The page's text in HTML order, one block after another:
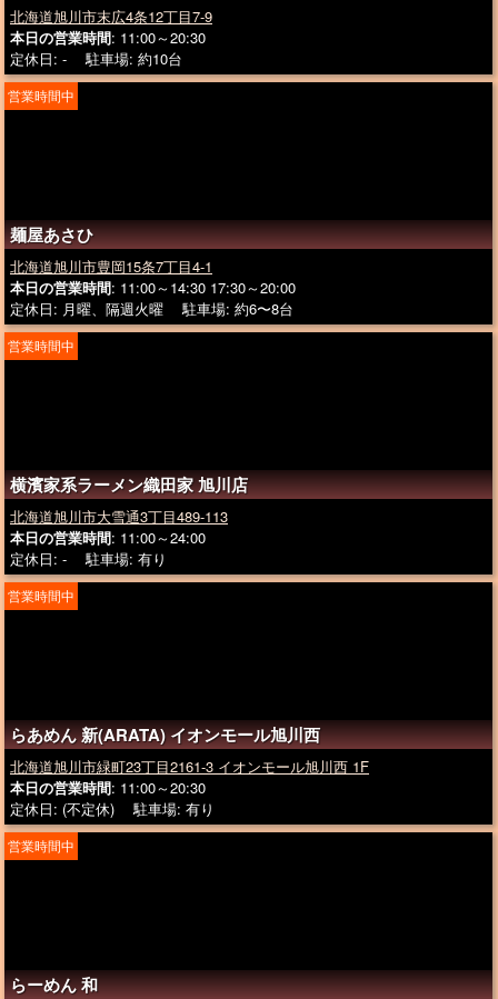
北海道旭川市末広4条12丁目7-9
本日の営業時間: 11:00～20:30
定休日: - 駐車場: 約10台
麺屋あさひ
営業時間中
北海道旭川市豊岡15条7丁目4-1
本日の営業時間: 11:00～14:30 17:30～20:00
定休日: 月曜、隔週火曜 駐車場: 約6〜8台
横濱家系ラーメン織田家 旭川店
営業時間中
北海道旭川市大雪通3丁目489-113
本日の営業時間: 11:00～24:00
定休日: - 駐車場: 有り
らあめん 新(ARATA) イオンモール旭川西
営業時間中
北海道旭川市緑町23丁目2161-3 イオンモール旭川西 1F
本日の営業時間: 11:00～20:30
定休日: (不定休) 駐車場: 有り
らーめん 和
営業時間中